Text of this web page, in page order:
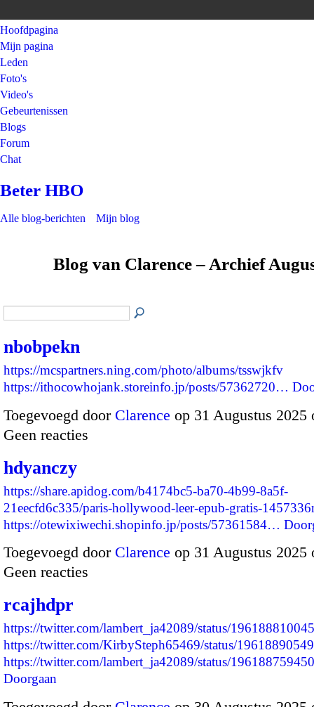
Hoofdpagina
Mijn pagina
Leden
Foto's
Video's
Gebeurtenissen
Blogs
Forum
Chat
Beter HBO
Alle blog-berichten Mijn blog
Blog van Clarence – Archief
nbobpekn
https://mcspartners.ning.com/photo/albums/tsswjkfv
https://ithocowhojank.storeinfo.jp/posts/57362720…
Toegevoegd door Clarence op 31 Augustus
Geen reacties
hdyanczy
https://share.apidog.com/b4174bc5-ba70-4b99-8a5f-
21eecfd6c335/paris-hollywood-leer-epub-gratis-
https://otewixiwechi.shopinfo.jp/posts/57361584…
Toegevoegd door Clarence op 31 Augustus
Geen reacties
rcajhdpr
https://twitter.com/lambert_ja42089/status/
https://twitter.com/KirbySteph65469/status/
https://twitter.com/lambert_ja42089/status/
Doorgaan